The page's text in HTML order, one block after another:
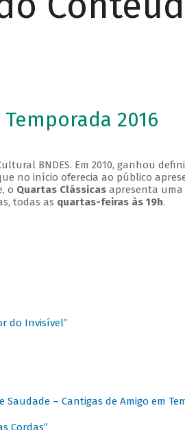
2016
BNDES. Em 2010, ganhou
no início oferecia ao público
o Quartas Clássicasapresenta uma
todas as quartas-feiras às 19h.
do Invisível”
– Cantigas de Amigo em